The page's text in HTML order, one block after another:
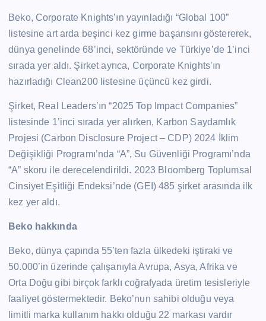
Beko, Corporate Knights’ın yayınladığı “Global 100”
listesine art arda beşinci kez girme başarısını göstererek,
dünya genelinde 68’inci, sektöründe ve Türkiye’de 1’inci
sırada yer aldı. Şirket ayrıca, Corporate Knights’ın
hazırladığı Clean200 listesine üçüncü kez girdi.
Şirket, Real Leaders’ın “2025 Top Impact Companies”
listesinde 1’inci sırada yer alırken, Karbon Saydamlık
Projesi (Carbon Disclosure Project – CDP) 2024 İklim
Değişikliği Programı’nda “A”, Su Güvenliği Programı’nda
“A” skoru ile derecelendirildi. 2023 Bloomberg Toplumsal
Cinsiyet Eşitliği Endeksi’nde (GEI) 485 şirket arasında ilk
kez yer aldı.
Beko hakkında
Beko, dünya çapında 55’ten fazla ülkedeki iştiraki ve
50.000’in üzerinde çalışanıyla Avrupa, Asya, Afrika ve
Orta Doğu gibi birçok farklı coğrafyada üretim tesisleriyle
faaliyet göstermektedir. Beko’nun sahibi olduğu veya
limitli marka kullanım hakkı olduğu 22 markası vardır